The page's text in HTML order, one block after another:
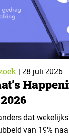
| 28 juli 2026
dat
van 19%